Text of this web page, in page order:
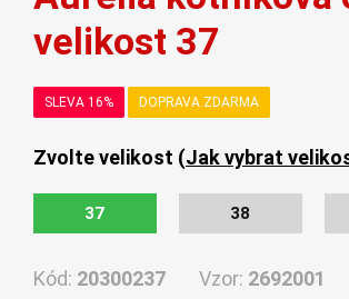
velikost 37
SLEVA 16% DOPRAVA ZDARMA
Zvolte velikost (Jak vybrat
37 38
Kód: 20300237 Vzor: 2692001